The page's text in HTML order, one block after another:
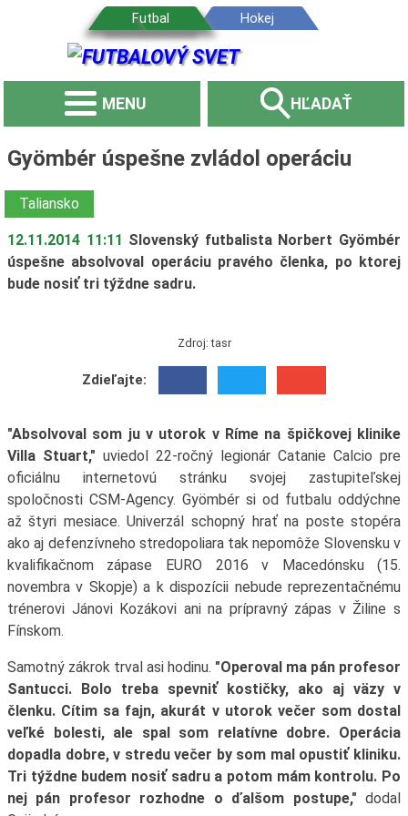
MENU HĽADAŤ
Gyömbér úspešne zvládol operáciu
Taliansko
12.11.2014 11:11 Slovenský futbalista Norbert Gyömbér
úspešne absolvoval operáciu pravého členka, po ktorej
bude nosiť tri týždne sadru.
Zdroj: tasr
Zdieľajte:
"Absolvoval som ju v utorok v Ríme na špičkovej klinike
Villa Stuart," uviedol 22-ročný legionár Catanie Calcio pre
oficiálnu internetovú stránku svojej zastupiteľskej
spoločnosti CSM-Agency. Gyömbér si od futbalu oddýchne
až štyri mesiace. Univerzál schopný hrať na poste stopéra
ako aj defenzívneho stredopoliara tak nepomôže Slovensku v
kvalifikačnom zápase EURO 2016 v Macedónsku (15.
novembra v Skopje) a k dispozícii nebude reprezentačnému
trénerovi Jánovi Kozákovi ani na prípravný zápas v Žiline s
Fínskom.
Samotný zákrok trval asi hodinu. "Operoval ma pán profesor
Santucci. Bolo treba spevniť kostičky, ako aj väzy v
členku. Cítim sa fajn, akurát v utorok večer som dostal
veľké bolesti, ale spal som relatívne dobre. Operácia
dopadla dobre, v stredu večer by som mal opustiť kliniku.
Tri týždne budem nosiť sadru a potom mám kontrolu. Po
nej pán profesor rozhodne o ďalšom postupe," dodal